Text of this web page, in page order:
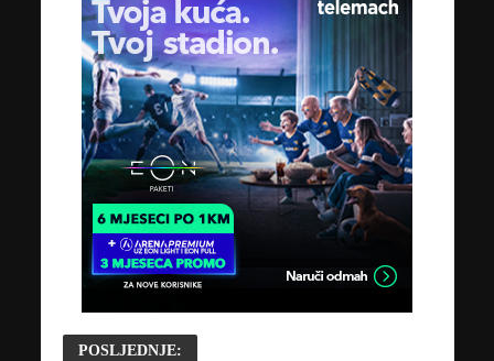
POSLJEDNJE: